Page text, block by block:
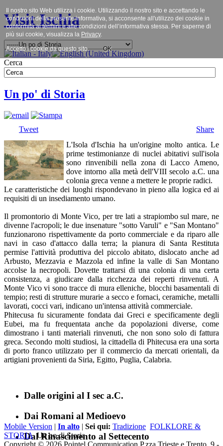
Visit Ischia
Cerca
Un po' di Storia
Tweet
Share
L'Isola d'Ischia ha un'origine molto antica. Le
prime testimonianze di nuclei abitativi sull'isola
sono rinvenibili nella zona di Lacco Ameno,
dove intorno alla metà dell'VIII secolo a.C. una
colonia greca venne a mettere le proprie radici.
Le caratteristiche dei luoghi rispondevano in pieno alla logica ed ai
requisiti di un insediamento umano.
Il promontorio di Monte Vico, per tre lati a strapiombo sul mare, ne
divenne l'acropoli; le due insenature "sotto Varuli" e "San Montano"
funzionarono rispettivamente da porto commerciale e da riparo alle
navi in caso d'attacco dalla terra; la pianura di Santa Restituta
permise l'attività produttiva del piccolo abitato, dislocato anche ad
Arbusto, Mezzavia e Mazzola ed infine la valle di San Montano
accolse la necropoli. Dovette trattarsi di una colonia di una certa
consistenza, a giudicare dalla ricchezza dei reperti rinvenuti. A
Monte Vico vi sono tracce di mura elleniche, blocchi basamentali di
tempio; resti di strutture murarie a secco e fornaci, ceramiche, metalli
lavorati, cocci vari, indicano un'intensa attività commerciale.
Phitecusa fu sicuramente fondata dai Greci e specificamente degli
Eubei, ma fu frequentata anche da popolazioni diverse, come
dimostrano i tanti materiali rinvenuti, che non sono solo di fattura
greca. Secondo molti studiosi, la cittadella di Phitecusa era una sorta
di porto franco utilizzato per il commercio da mercati orientali, da
artigiani provenienti da Siria, Egitto, Puglia, Calabria.
Dalle origini al I sec a.C.
Dai Romani al Medioevo
Dal Rinascimento al Settecento
Mobile Version | In alto | Sei qui: Tradizione FOLKLORE &
STORIA Un po di Storia
Il nostro sito Web utilizza i cookie. Utilizzando il nostro sito e accettando le
condizioni della presente informativa, si acconsente all'utilizzo dei cookie in
conformità ai termini e alle condizioni dell’informativa stessa. Per saperne di
più sui cookie, visualizza la Privacy.
Accetto i cookie da questo sito. OK